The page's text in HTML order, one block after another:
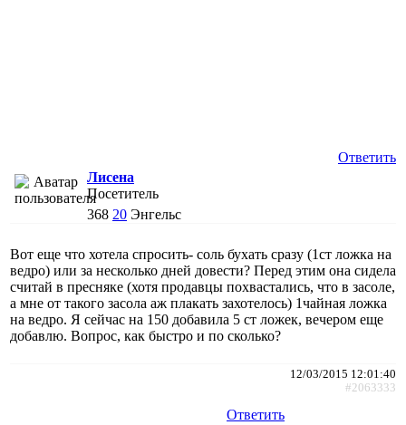
Ответить
Лисена
Посетитель
368 20 Энгельс
Вот еще что хотела спросить- соль бухать сразу (1ст ложка на
ведро) или за несколько дней довести? Перед этим она сидела
считай в пресняке (хотя продавцы похвастались, что в засоле,
а мне от такого засола аж плакать захотелось) 1чайная ложка
на ведро. Я сейчас на 150 добавила 5 ст ложек, вечером еще
добавлю. Вопрос, как быстро и по сколько?
12/03/2015 12:01:40
#2063333
Ответить